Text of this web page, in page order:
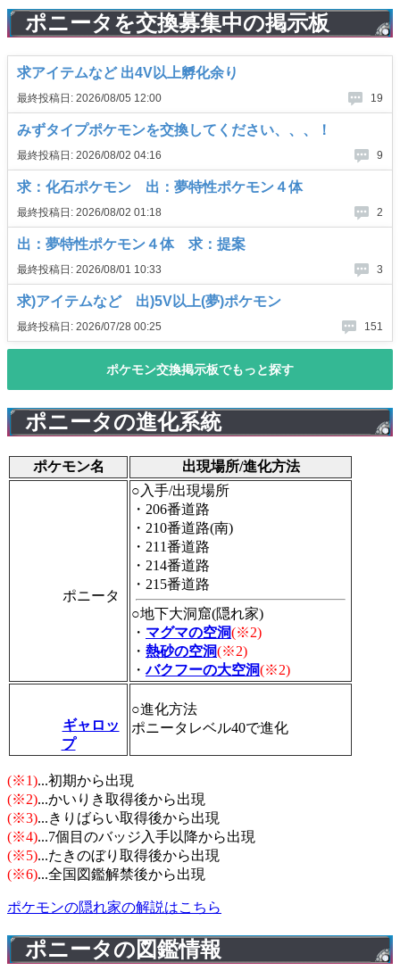
ポニータを交換募集中の掲示板
ポニータの進化系統
ポケモン名 出現場所/進化方法
ポニータ
○入手/出現場所
・206番道路
・210番道路(南)
・211番道路
・214番道路
・215番道路
○地下大洞窟(隠れ家)
・ マグマの空洞(※2)
・ 熱砂の空洞(※2)
・バクフーの大空洞(※2)
ギャロッ
プ
○進化方法
ポニータレベル40で進化
(※1)...初期から出現
(※2)...かいりき取得後から出現
(※3)...きりばらい取得後から出現
(※4)...7個目のバッジ入手以降から出現
(※5)...たきのぼり取得後から出現
(※6)...全国図鑑解禁後から出現
ポケモンの隠れ家の解説はこちら
ポニータの図鑑情報